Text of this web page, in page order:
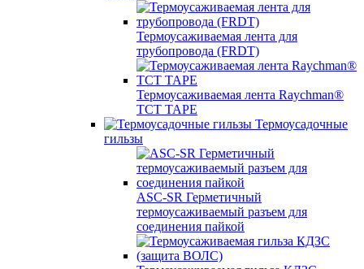
Термоусаживаемая лента для
трубопровода (FRDT)
Термоусаживаемая лента Raychman®
TCT TAPE
Термоусадочные
гильзы
ASC‐SR Герметичный
термоусаживаемый разъем для
соединения пайкой